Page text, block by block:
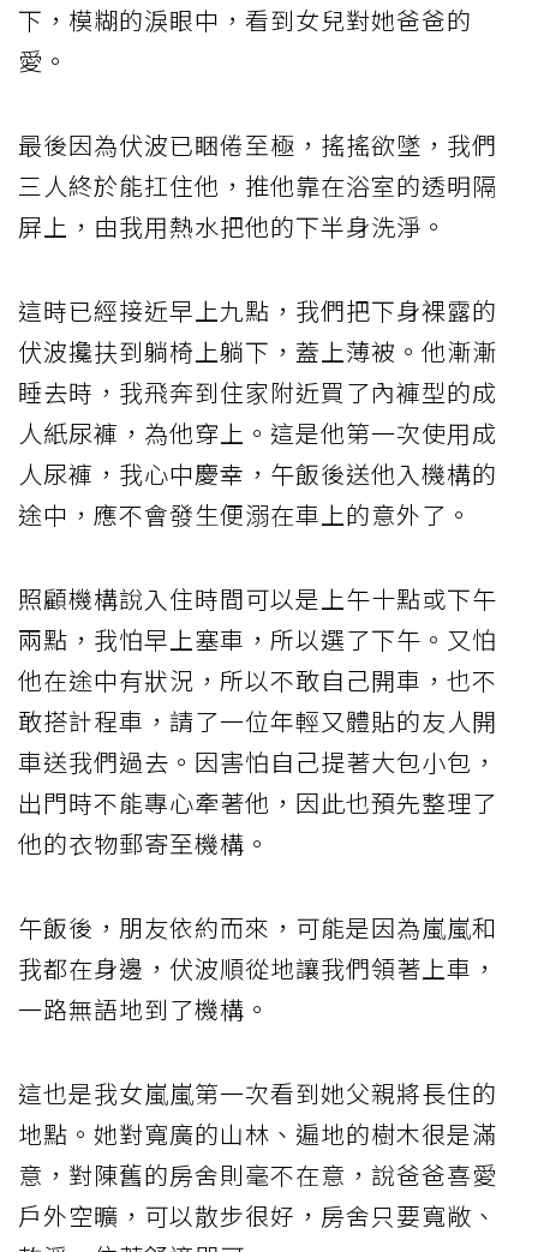
下，模糊的淚眼中，看到女兒對她爸爸的
愛。
最後因為伏波已睏倦至極，搖搖欲墜，我們
三人終於能扛住他，推他靠在浴室的透明隔
屏上，由我用熱水把他的下半身洗淨。
這時已經接近早上九點，我們把下身裸露的
伏波攙扶到躺椅上躺下，蓋上薄被。他漸漸
睡去時，我飛奔到住家附近買了內褲型的成
人紙尿褲，為他穿上。這是他第一次使用成
人尿褲，我心中慶幸，午飯後送他入機構的
途中，應不會發生便溺在車上的意外了。
照顧機構說入住時間可以是上午十點或下午
兩點，我怕早上塞車，所以選了下午。又怕
他在途中有狀況，所以不敢自己開車，也不
敢搭計程車，請了一位年輕又體貼的友人開
車送我們過去。因害怕自己提著大包小包，
出門時不能專心牽著他，因此也預先整理了
他的衣物郵寄至機構。
午飯後，朋友依約而來，可能是因為嵐嵐和
我都在身邊，伏波順從地讓我們領著上車，
一路無語地到了機構。
這也是我女嵐嵐第一次看到她父親將長住的
地點。她對寬廣的山林、遍地的樹木很是滿
意，對陳舊的房舍則毫不在意，說爸爸喜愛
戶外空曠，可以散步很好，房舍只要寬敞、